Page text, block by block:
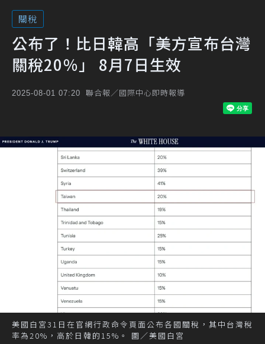
關稅
公布了！比日韓高「美方宣布台灣
關稅20％」 8月7日生效
2025-08-01 07:20 聯合報／國際中心即時報導
美國白宮31日在官網行政命令頁面公布各國關稅，其中台灣稅
率為20%，高於日韓的15%。 圖／美國白宮